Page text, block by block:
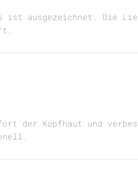
ist ausgezeichnet. Die
der Kopfhaut und